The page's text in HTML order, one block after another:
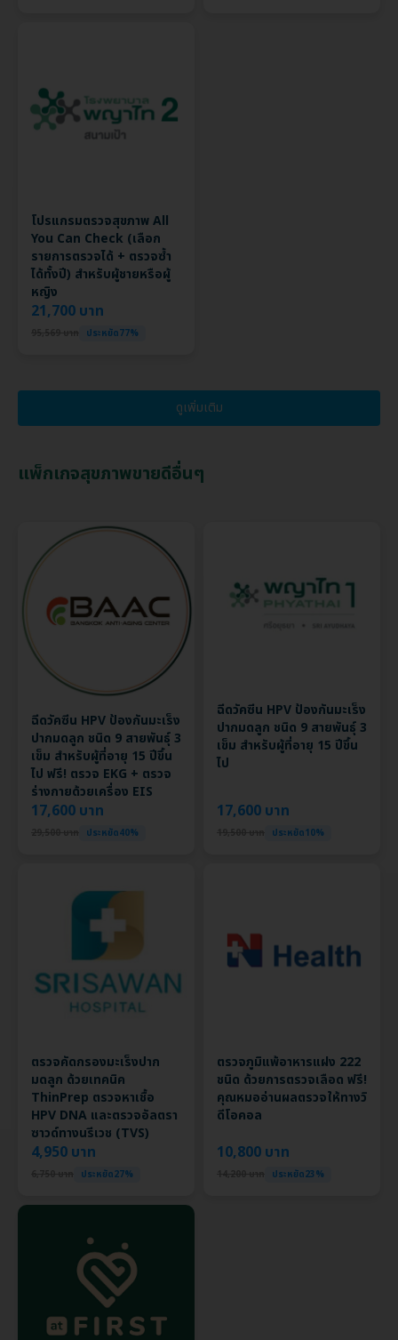
โปรแกรมตรวจสุขภาพ All
You Can Check (เลือก
รายการตรวจได้ + ตรวจซ้ำ
ได้ทั้งปี) สำหรับผู้ชายหรือผู้
หญิง
21,700 บาท
ประหยัด77%
ดูเพิ่มเติม
แพ็กเกจสุขภาพขายดีอื่นๆ
ฉีดวัคซีน HPV ป้องกันมะเร็ง
ปากมดลูก ชนิด 9 สายพันธุ์ 3
เข็ม สำหรับผู้ที่อายุ 15 ปีขึ้น
ไป ฟรี! ตรวจ EKG + ตรวจ
ร่างกายด้วยเครื่อง EIS
17,600 บาท
ประหยัด40%
ฉีดวัคซีน HPV ป้องกันมะเร็ง
ปากมดลูก ชนิด 9 สายพันธุ์ 3
เข็ม สำหรับผู้ที่อายุ 15 ปีขึ้น
ไป
17,600 บาท
ประหยัด10%
ตรวจคัดกรองมะเร็งปาก
มดลูก ด้วยเทคนิค
ThinPrep ตรวจหาเชื้อ
HPV DNA และตรวจอัลตรา
ซาวด์ทางนรีเวช (TVS)
4,950 บาท
ประหยัด27%
ตรวจภูมิแพ้อาหารแฝง 222
ชนิด ด้วยการตรวจเลือด ฟรี!
คุณหมออ่านผลตรวจให้ทางวิ
ดีโอคอล
10,800 บาท
ประหยัด23%